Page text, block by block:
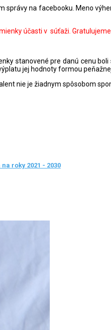
na facebooku. Meno
účasti v súťaži.
stanovené pre danú cenu
jej hodnoty formou
nie je žiadnym spôsobom
roky 2021 - 2030